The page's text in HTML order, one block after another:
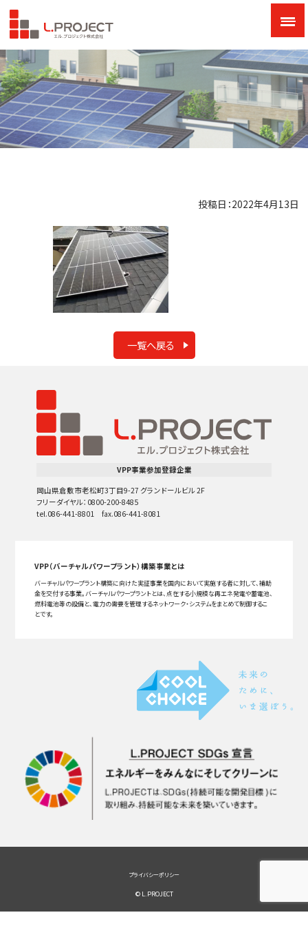
投稿日：2022年4月13日
一覧へ戻る
VPP事業参加登録企業
岡山県倉敷市老松町3丁目9-27 グランドールビル 2F
フリーダイヤル：0800-200-8485
tel.086-441-8801 fax.086-441-8081
VPP（バーチャルパワープラント）構築事業とは
バーチャルパワープラント構築に向けた実証事業を国内において実施する者に対して、補助
金を交付する事業。バーチャルパワープラントとは、点在する小規模な再エネ発電や蓄電池、
燃料電池等の設備と、電力の需要を管理するネットワーク・システムをまとめて制御するこ
とです。
プライバシーポリシー
© L.PROJECT